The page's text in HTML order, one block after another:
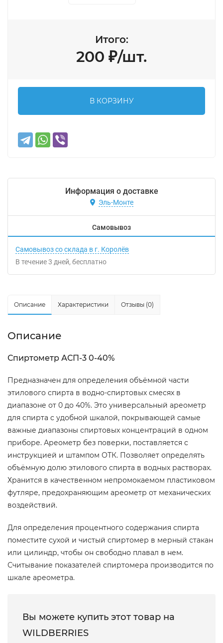
Итого:
200 ₽/шт.
В КОРЗИНУ
Информация о доставке
Эль-Монте
Самовывоз
Самовывоз со склада в г. Королёв
В течение3 дней Бесплатно
Описание Характеристики Отзывы (0)
Описание
Спиртометр АСП-3 0-40%
Предназначен для определения объёмной части
этилового спирта в водно-спиртовых смесях в
диапазоне от 0 до 40%. Это универсальный ареометр
для спирта с удобной шкалой, покрывающей самые
важные диапазоны спиртовых концентраций в одном
приборе. Ареометр без поверки, поставляется с
инструкцией и штампом ОТК. Позволяет определять
объёмную долю этилового спирта в водных растворах.
Хранится в качественном непромокаемом пластиковом
футляре, предохраняющим ареометр от механических
воздействий.
Для определения процентного содержания спирта
поместите сухой и чистый спиртомер в мерный стакан
или цилиндр, чтобы он свободно плавал в нем.
Считывание показателей спиртомера производится по
шкале ареометра.
Вы можете купить этот товар на
WILDBERRIES